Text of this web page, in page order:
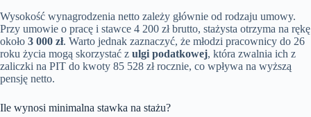
Wysokość wynagrodzenia netto zależy głównie od rodzaju umowy.
Przy umowie o pracę i stawce 4 200 zł brutto, stażysta otrzyma na rękę
około 3 000 zł. Warto jednak zaznaczyć, że młodzi pracownicy do 26
roku życia mogą skorzystać z ulgi podatkowej, która zwalnia ich z
zaliczki na PIT do kwoty 85 528 zł rocznie, co wpływa na wyższą
pensję netto.
Ile wynosi minimalna stawka na stażu?